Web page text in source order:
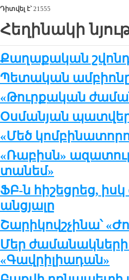
Դիտվել է՝21555
Հեղինակի
Քաղաքական
Պետական
«Թուրքական
Օսմանյան
«Մեծ
«Ռաբիսն»
տանեմ»
ՖԲ-ն հիշեցրեց,
անցյալը
Շարիկովշչինա՝
Մեր ժամանակների
«Գավրիլիադան»